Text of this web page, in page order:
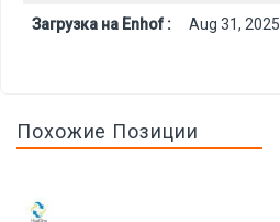
Загрузка на Enhof : Aug 31, 2025
Похожие Позиции